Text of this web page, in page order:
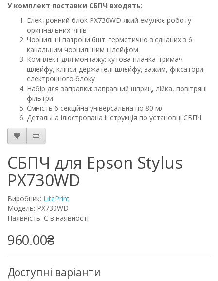
У комплект поставки СБПЧ входять:
Електронний блок PX730WD який емулює роботу
оригінальних чіпів
Чорнильні патрони 6шт. герметично з'єднаних з 6
канальним чорнильним шлейфом
Комплект для монтажу: кутова планка-тримач
шлейфу, кліпси-держателі шлейфу, зажим, фіксатори
електронного блоку
Набір для заправки: заправний шприц, лійка, повітряні
фільтри
Ємність 6 секційна універсальна по 80 мл
Детальна ілюстрована інструкція по установці СБПЧ
СБПЧ для Epson Stylus
PX730WD
Виробник: LitePrint
Модель: PX730WD
Наявність: Є в наявності
960.00₴
Доступні варіанти